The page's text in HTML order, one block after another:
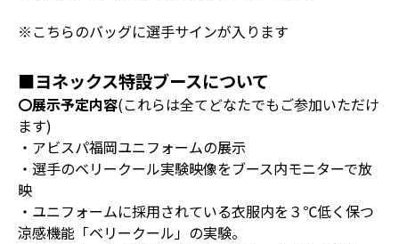
※こちらのバッグに選手サインが入ります
■ヨネックス特設ブースについて
〇展示予定内容(これらは全てどなたでもご参加いただけ
ます)
・アビスパ福岡ユニフォームの展示
・選手のベリークール実験映像をブース内モニターで放
映
・ユニフォームに採用されている衣服内を３℃低く保つ
涼感機能「ベリークール」の実験。